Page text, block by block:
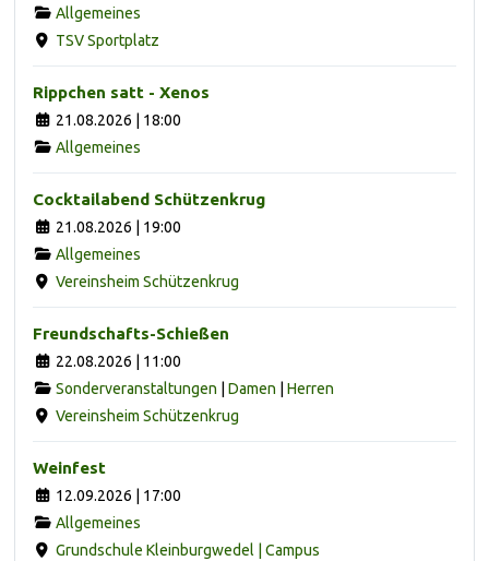
Allgemeines
TSV Sportplatz
Rippchen satt - Xenos
21.08.2026 | 18:00
Allgemeines
Cocktailabend Schützenkrug
21.08.2026 | 19:00
Allgemeines
Vereinsheim Schützenkrug
Freundschafts-Schießen
22.08.2026 | 11:00
Sonderveranstaltungen
Damen
Herren
Vereinsheim Schützenkrug
Weinfest
12.09.2026 | 17:00
Allgemeines
Grundschule Kleinburgwedel | Campus